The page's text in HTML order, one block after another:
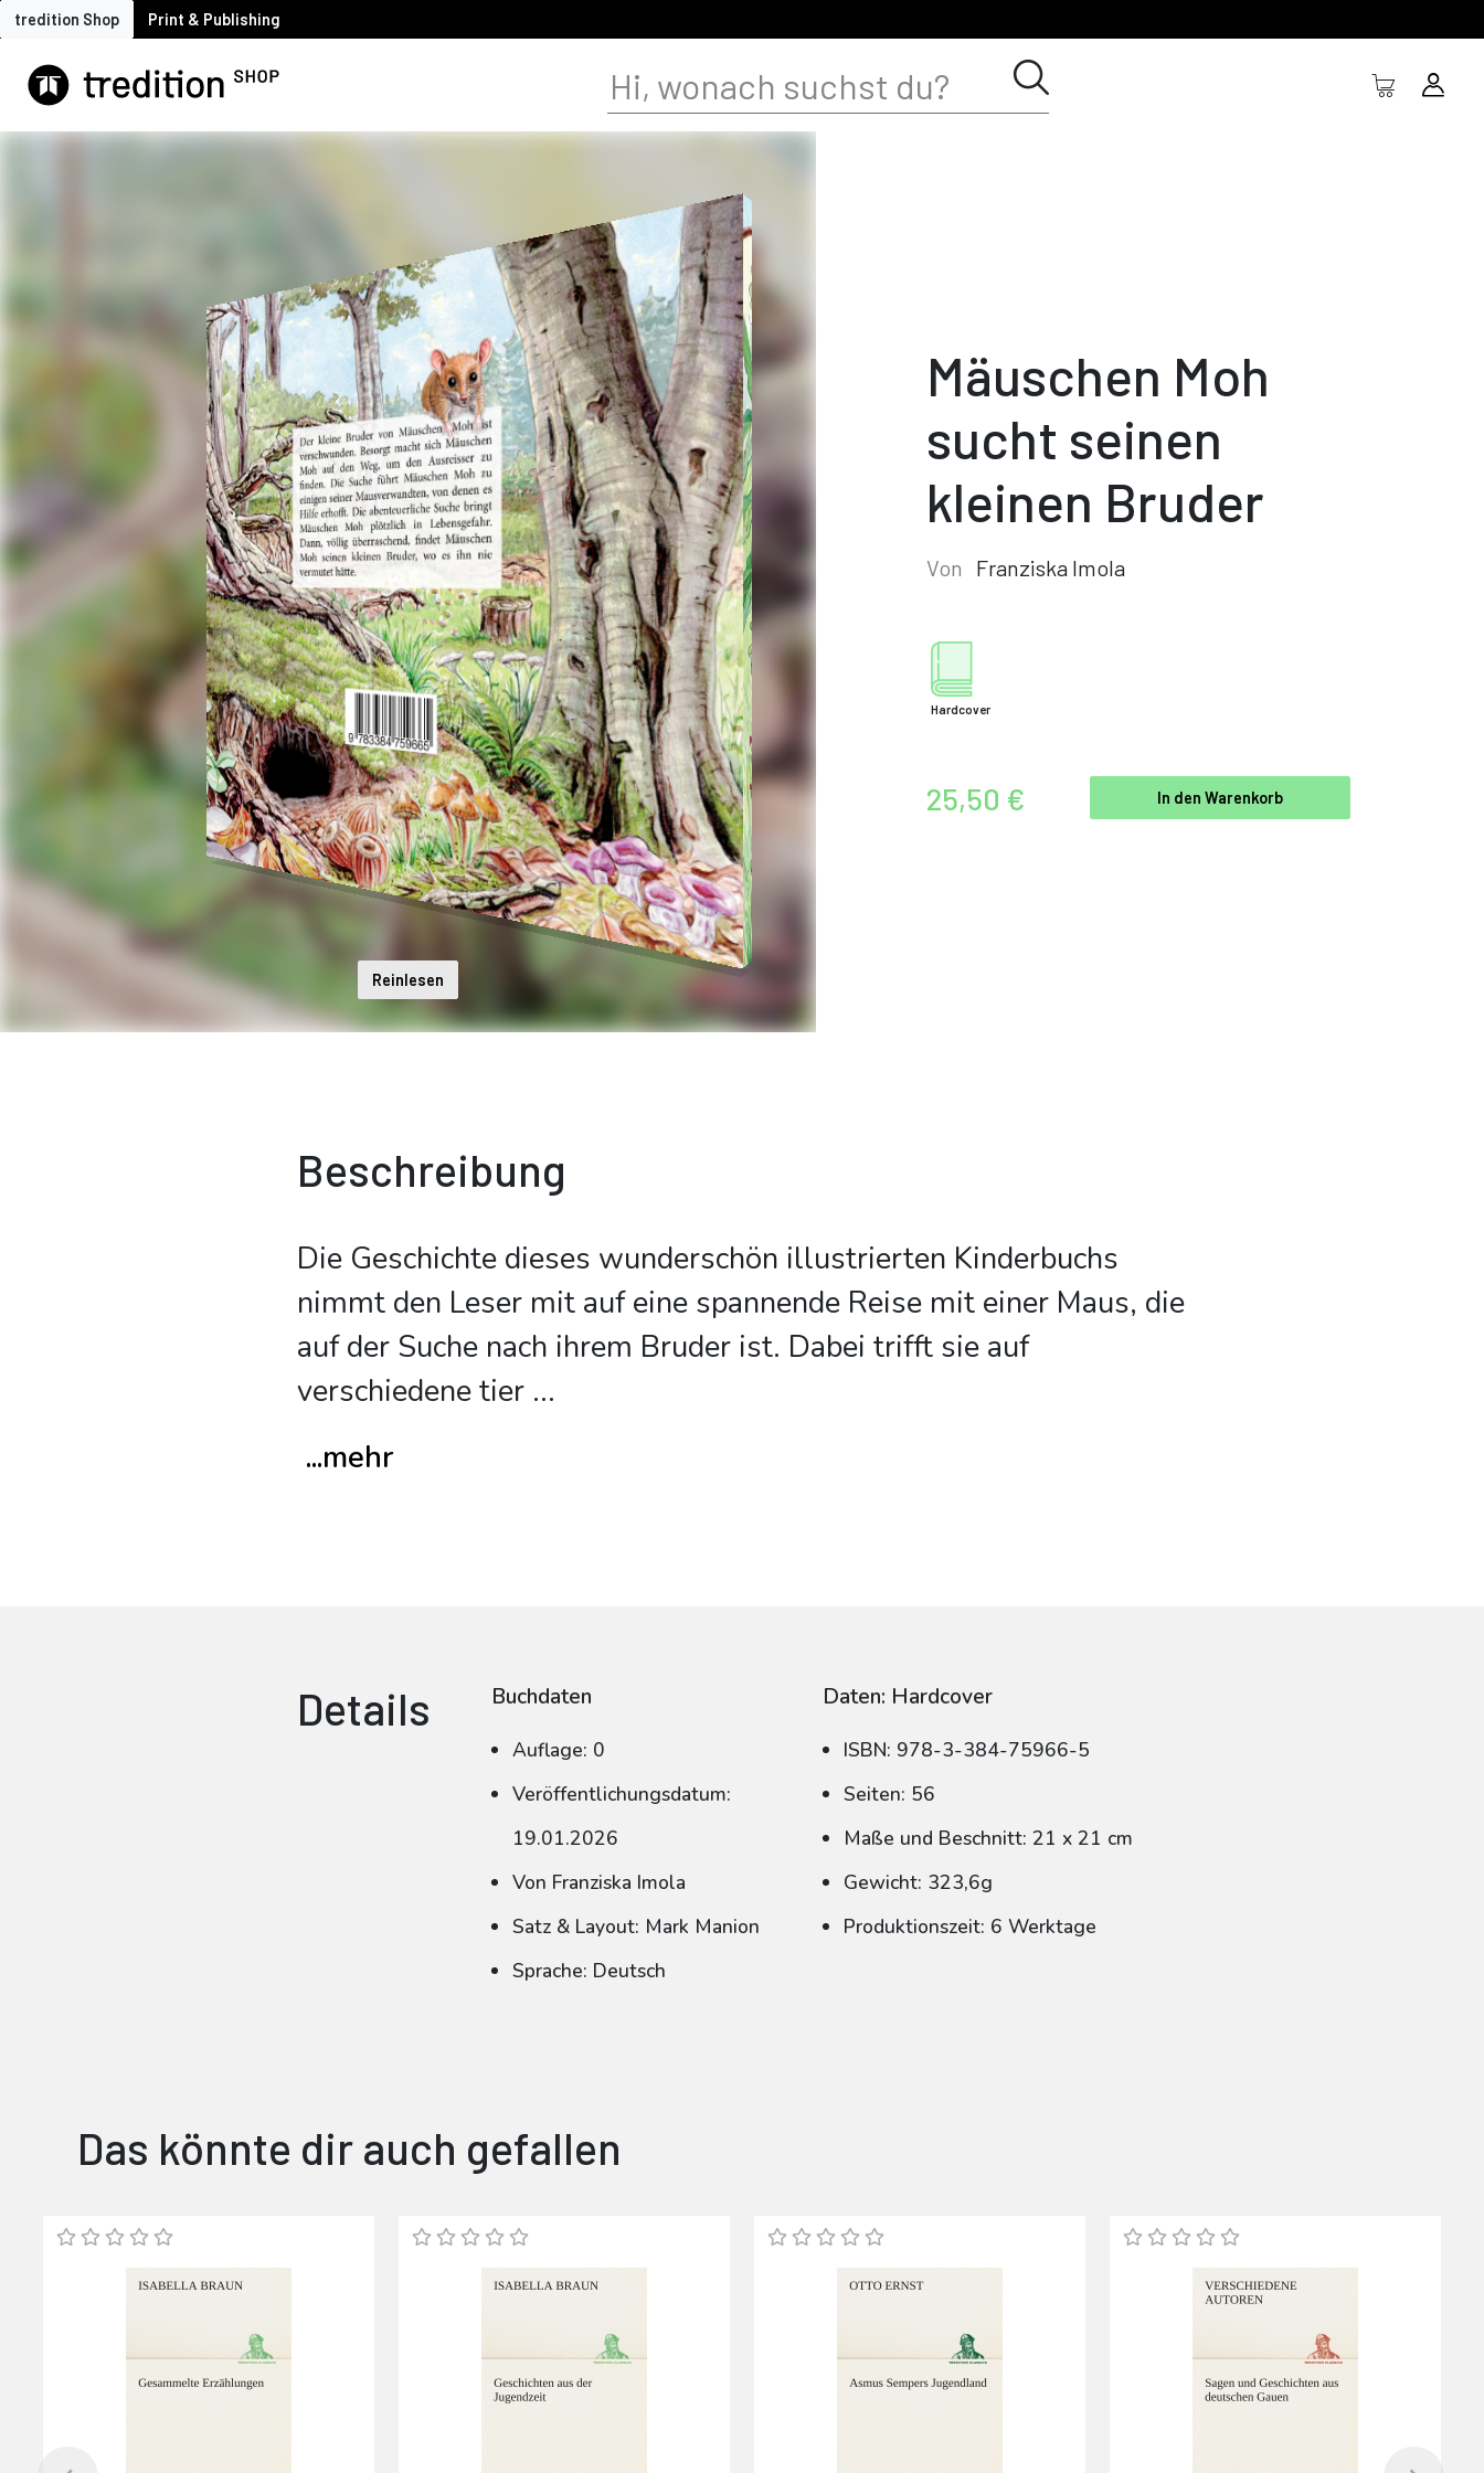
tredition Shop Print & Publishing
Reinlesen
Mäuschen Moh
sucht seinen
kleinen Bruder
Von Franziska Imola
Hardcover
25,50 € In den Warenkorb
Beschreibung
Die Geschichte dieses wunderschön illustrierten Kinderbuchs
nimmt den Leser mit auf eine spannende Reise mit einer Maus, die
auf der Suche nach ihrem Bruder ist. Dabei trifft sie auf
verschiedene tier...
...mehr
Details Buchdaten
Auflage: 0
Veröffentlichungsdatum:
19.01.2026
Von Franziska Imola
Satz & Layout: Mark Manion
Sprache: Deutsch
Daten: Hardcover
ISBN: 978-3-384-75966-5
Seiten: 56
Maße und Beschnitt: 21 x 21 cm
Gewicht: 323,6g
Produktionszeit: 6 Werktage
Das könnte dir auch gefallen